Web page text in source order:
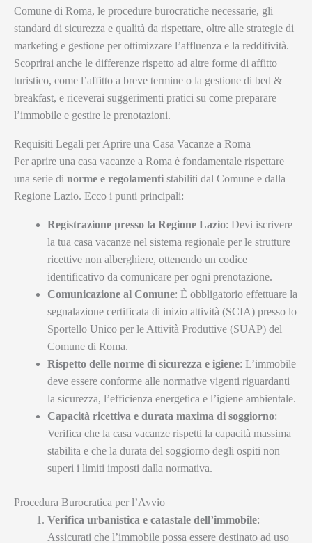
Comune di Roma, le procedure burocratiche necessarie, gli
standard di sicurezza e qualità da rispettare, oltre alle strategie di
marketing e gestione per ottimizzare l’affluenza e la redditività.
Scoprirai anche le differenze rispetto ad altre forme di affitto
turistico, come l’affitto a breve termine o la gestione di bed &
breakfast, e riceverai suggerimenti pratici su come preparare
l’immobile e gestire le prenotazioni.
Requisiti Legali per Aprire una Casa Vacanze a Roma
Per aprire una casa vacanze a Roma è fondamentale rispettare
una serie di norme e regolamenti stabiliti dal Comune e dalla
Regione Lazio. Ecco i punti principali:
Registrazione presso la Regione Lazio: Devi iscrivere
la tua casa vacanze nel sistema regionale per le strutture
ricettive non alberghiere, ottenendo un codice
identificativo da comunicare per ogni prenotazione.
Comunicazione al Comune: È obbligatorio effettuare la
segnalazione certificata di inizio attività (SCIA) presso lo
Sportello Unico per le Attività Produttive (SUAP) del
Comune di Roma.
Rispetto delle norme di sicurezza e igiene: L’immobile
deve essere conforme alle normative vigenti riguardanti
la sicurezza, l’efficienza energetica e l’igiene ambientale.
Capacità ricettiva e durata maxima di soggiorno:
Verifica che la casa vacanze rispetti la capacità massima
stabilita e che la durata del soggiorno degli ospiti non
superi i limiti imposti dalla normativa.
Procedura Burocratica per l’Avvio
Verifica urbanistica e catastale dell’immobile:
Assicurati che l’immobile possa essere destinato ad uso